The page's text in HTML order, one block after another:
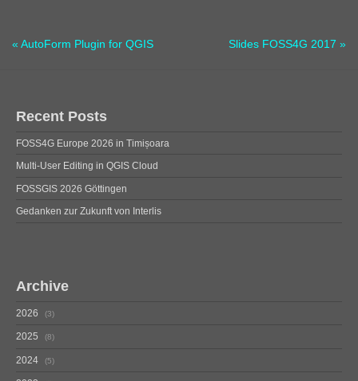
« AutoForm Plugin for QGIS Slides FOSS4G 2017 »
Recent Posts
FOSS4G Europe 2026 in Timișoara
Multi-User Editing in QGIS Cloud
FOSSGIS 2026 Göttingen
Gedanken zur Zukunft von Interlis
Archive
2026 3
2025 8
2024 5